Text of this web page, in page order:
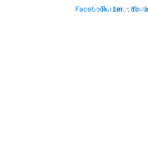
FacebookTwitterLinkedin